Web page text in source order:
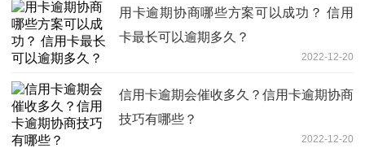
用卡逾期协商哪些方案可以成功？ 信用
卡最长可以逾期多久？
2022-12-20
信用卡逾期会催收多久？信用卡逾期协商
技巧有哪些？
2022-12-20